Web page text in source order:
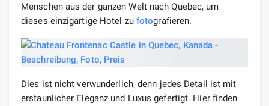
Menschen aus der ganzen Welt nach Quebec, um
dieses einzigartige Hotel zu fotografieren.
Dies ist nicht verwunderlich, denn jedes Detail ist mit
erstaunlicher Eleganz und Luxus gefertigt. Hier finden